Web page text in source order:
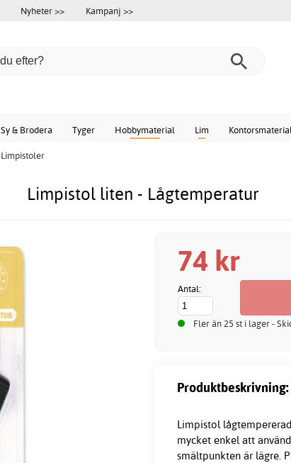
Nyheter >> Kampanj >>
Sy & Brodera Tyger Hobbymaterial Lim Kontorsmaterial
Limpistoler
Limpistol liten - Lågtemperatur
74 kr
Antal:
Fler än 25 st i lager -
Produktbeskrivning:
Limpistol
mycket enkel att
smältpunkten är lägre.